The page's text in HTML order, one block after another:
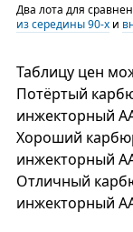
Два лота для
из середины 90-хи
Таблицу цен
Потёртый
инжекторный
Хороший
инжекторный
Отличный
инжекторный